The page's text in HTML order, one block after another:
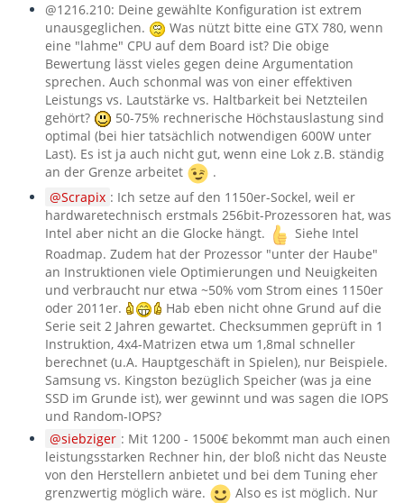
@1216.210: Deine gewählte Konfiguration ist extrem
unausgeglichen.
Was nützt bitte eine GTX 780, wenn
eine "lahme" CPU auf dem Board ist? Die obige
Bewertung lässt vieles gegen deine Argumentation
sprechen. Auch schonmal was von einer effektiven
Leistungs vs. Lautstärke vs. Haltbarkeit bei Netzteilen
gehört?
50-75% rechnerische Höchstauslastung sind
optimal (bei hier tatsächlich notwendigen 600W unter
Last). Es ist ja auch nicht gut, wenn eine Lok z.B. ständig
an der Grenze arbeitet
.
Scrapix : Ich setze auf den 1150er-Sockel, weil er
hardwaretechnisch erstmals 256bit-Prozessoren hat, was
Intel aber nicht an die Glocke hängt.
Siehe Intel
Roadmap. Zudem hat der Prozessor "unter der Haube"
an Instruktionen viele Optimierungen und Neuigkeiten
und verbraucht nur etwa ~50% vom Strom eines 1150er
oder 2011er.
Hab eben nicht ohne Grund auf die
Serie seit 2 Jahren gewartet. Checksummen geprüft in 1
Instruktion, 4x4-Matrizen etwa um 1,8mal schneller
berechnet (u.A. Hauptgeschäft in Spielen), nur Beispiele.
Samsung vs. Kingston bezüglich Speicher (was ja eine
SSD im Grunde ist), wer gewinnt und was sagen die IOPS
und Random-IOPS?
siebziger : Mit 1200 - 1500€ bekommt man auch einen
leistungsstarken Rechner hin, der bloß nicht das Neuste
von den Herstellern anbietet und bei dem Tuning eher
grenzwertig möglich wäre.
Also es ist möglich. Nur